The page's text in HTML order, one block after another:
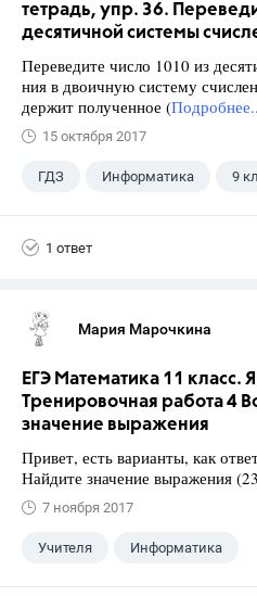
тетрадь, упр. 36.
десятичной системы
Переведите число 1010 из
ния в двоичную систему
держит полученное (
15 октября 2017
ГДЗ Информатика 9
1 ответ
Мария Марочкина
ЕГЭ Математика 11 класс.
Тренировочная работа 4
значение выражения
Привет, есть варианты, как
Найдите значение выражения
7 ноября 2017
Учителя Информатика